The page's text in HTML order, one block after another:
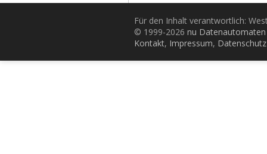
Für den Inhalt verantwortlich:
© 1999-2026 nu
Kontakt, Impressum, Datenschutz